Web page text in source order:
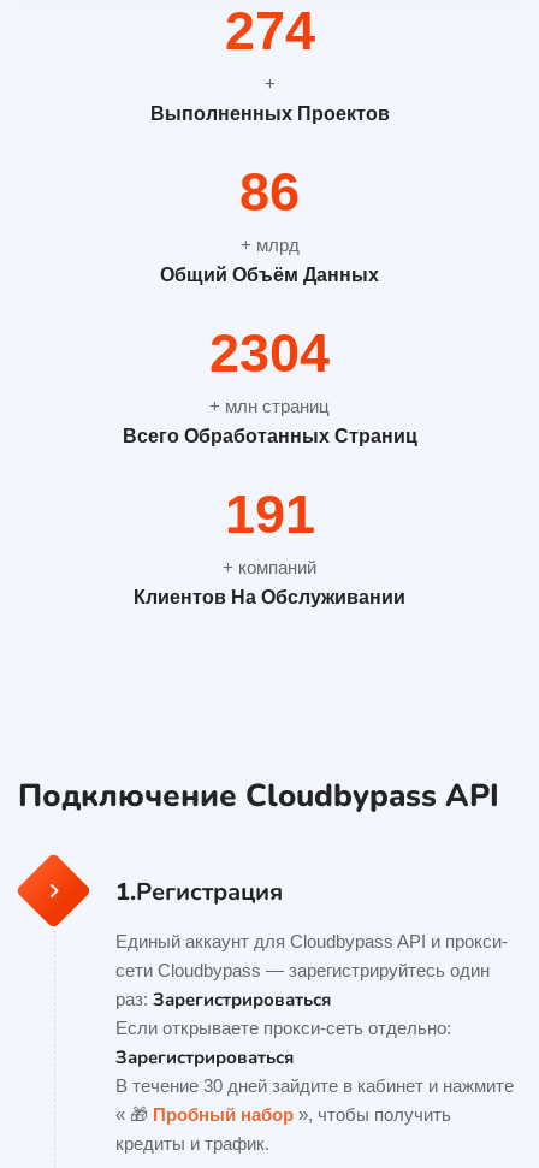
365
+
Выполненных Проектов
115
+ млрд
Общий Объём Данных
3072
+ млн страниц
Всего Обработанных Страниц
254
+ компаний
Клиентов На Обслуживании
Подключение Cloudbypass API
1.Регистрация
Единый аккаунт для Cloudbypass API и прокси-
сети Cloudbypass — зарегистрируйтесь один
раз: Зарегистрироваться
Если открываете прокси-сеть отдельно:
Зарегистрироваться
В течение 30 дней зайдите в кабинет и нажмите
« 🎁 Пробный набор », чтобы получить
кредиты и трафик.